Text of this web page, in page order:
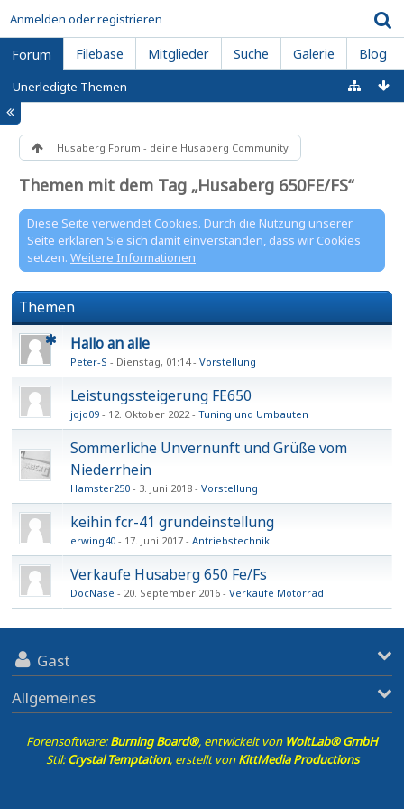
Anmelden oder registrieren
Forum Filebase Mitglieder Suche Galerie Blog
Unerledigte Themen
Husaberg Forum - deine Husaberg Community
Themen mit dem Tag „Husaberg 650FE/FS“
Diese Seite verwendet Cookies. Durch die Nutzung unserer
Seite erklären Sie sich damit einverstanden, dass wir Cookies
setzen. Weitere Informationen
Themen
Hallo an alle
Peter-S Dienstag, 01:14 Vorstellung
Leistungssteigerung FE650
jojo09 12. Oktober 2022 Tuning und Umbauten
Sommerliche Unvernunft und Grüße vom
Niederrhein
Hamster250 3. Juni 2018 Vorstellung
keihin fcr-41 grundeinstellung
erwing40 17. Juni 2017 Antriebstechnik
Verkaufe Husaberg 650 Fe/Fs
DocNase 20. September 2016 Verkaufe Motorrad
Gast
Allgemeines
Forensoftware:Burning Board®, entwickelt von WoltLab® GmbH
Stil:Crystal Temptation, erstellt vonKittMedia Productions